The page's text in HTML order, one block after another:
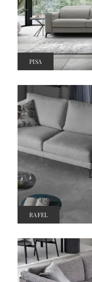
PISA
RAFEL